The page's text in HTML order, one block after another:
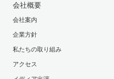
会社概要
会社案内
企業方針
私たちの取り組み
アクセス